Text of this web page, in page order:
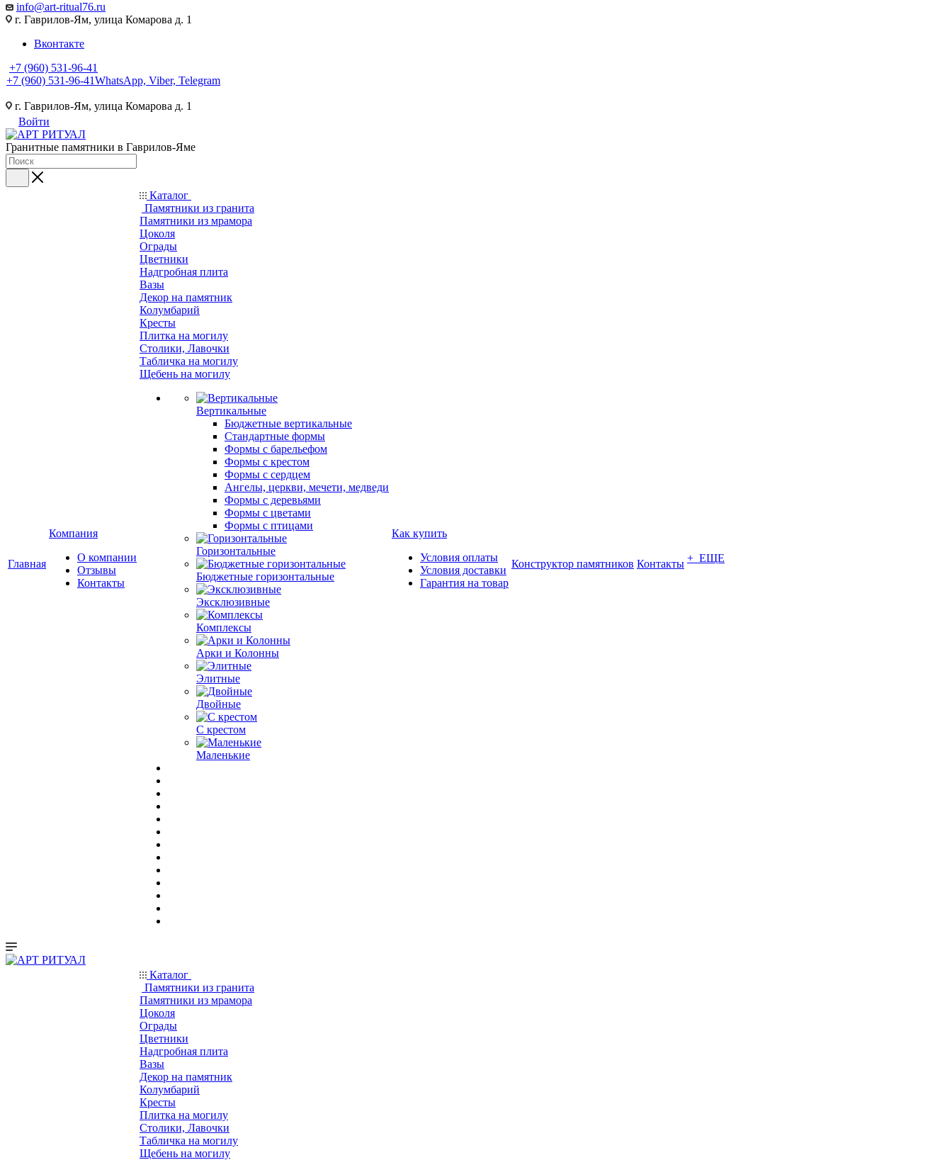
info@art-ritual76.ru
г. Гаврилов-Ям, улица Комарова д. 1
Вконтакте
+7 (960) 531-96-41
+7 (960) 531-96-41WhatsApp, Viber, Telegram
г. Гаврилов-Ям, улица Комарова д. 1
Войти
Гранитные памятники в Гаврилов-Яме
Главная
Компания
О компании
Отзывы
Контакты
Каталог
Памятники из гранита
Памятники из мрамора
Цоколя
Ограды
Цветники
Надгробная плита
Вазы
Декор на памятник
Колумбарий
Кресты
Плитка на могилу
Столики, Лавочки
Табличка на могилу
Щебень на могилу
Вертикальные
Бюджетные вертикальные
Стандартные формы
Формы с барельефом
Формы с крестом
Формы с сердцем
Ангелы, церкви, мечети, медведи
Формы с деревьями
Формы с цветами
Формы с птицами
Горизонтальные
Бюджетные горизонтальные
Эксклюзивные
Комплексы
Арки и Колонны
Элитные
Двойные
С крестом
Маленькие
Как купить
Условия оплаты
Условия доставки
Гарантия на товар
Конструктор памятников Контакты + ЕЩЕ
Каталог
Памятники из гранита
Памятники из мрамора
Цоколя
Ограды
Цветники
Надгробная плита
Вазы
Декор на памятник
Колумбарий
Кресты
Плитка на могилу
Столики, Лавочки
Табличка на могилу
Щебень на могилу